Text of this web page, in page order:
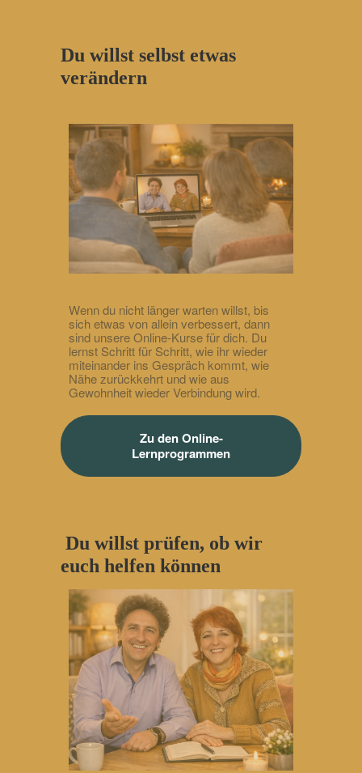
Du willst selbst etwas
verändern
Wenn du nicht länger warten willst, bis
sich etwas von allein verbessert, dann
sind unsere Online-Kurse für dich. Du
lernst Schritt für Schritt, wie ihr wieder
miteinander ins Gespräch kommt, wie
Nähe zurückkehrt und wie aus
Gewohnheit wieder Verbindung wird.
Zu den Online-
Lernprogrammen
Du willst prüfen, ob wir
euch helfen können